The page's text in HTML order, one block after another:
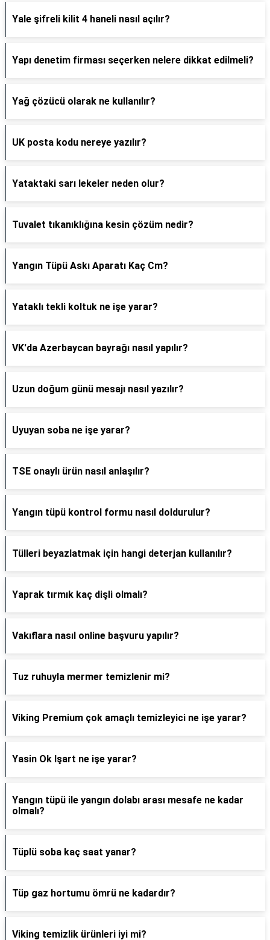
Yale şifreli kilit 4 haneli nasıl açılır?
Yapı denetim firması seçerken nelere dikkat edilmeli?
Yağ çözücü olarak ne kullanılır?
UK posta kodu nereye yazılır?
Yataktaki sarı lekeler neden olur?
Tuvalet tıkanıklığına kesin çözüm nedir?
Yangın Tüpü Askı Aparatı Kaç Cm?
Yataklı tekli koltuk ne işe yarar?
VK'da Azerbaycan bayrağı nasıl yapılır?
Uzun doğum günü mesajı nasıl yazılır?
Uyuyan soba ne işe yarar?
TSE onaylı ürün nasıl anlaşılır?
Yangın tüpü kontrol formu nasıl doldurulur?
Tülleri beyazlatmak için hangi deterjan kullanılır?
Yaprak tırmık kaç dişli olmalı?
Vakıflara nasıl online başvuru yapılır?
Tuz ruhuyla mermer temizlenir mi?
Viking Premium çok amaçlı temizleyici ne işe yarar?
Yasin Ok Işart ne işe yarar?
Yangın tüpü ile yangın dolabı arası mesafe ne kadar
olmalı?
Tüplü soba kaç saat yanar?
Tüp gaz hortumu ömrü ne kadardır?
Viking temizlik ürünleri iyi mi?